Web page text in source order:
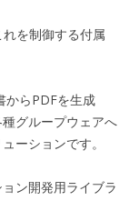
を制御する付属
からPDFを生成
グループウェアへ
ーションです。
ン開発用ライブラ